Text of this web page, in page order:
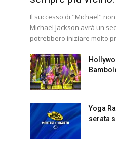
Il successo di "Michael"
Michael Jackson avrà un
potrebbero iniziare molto
Yoga
serata